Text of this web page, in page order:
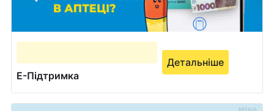
Е-Підтримка
Детальніше